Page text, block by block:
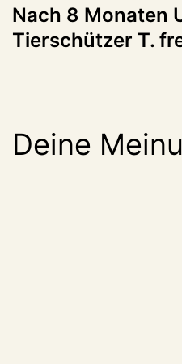
Nach 8 Monaten
Tierschützer T.
Deine